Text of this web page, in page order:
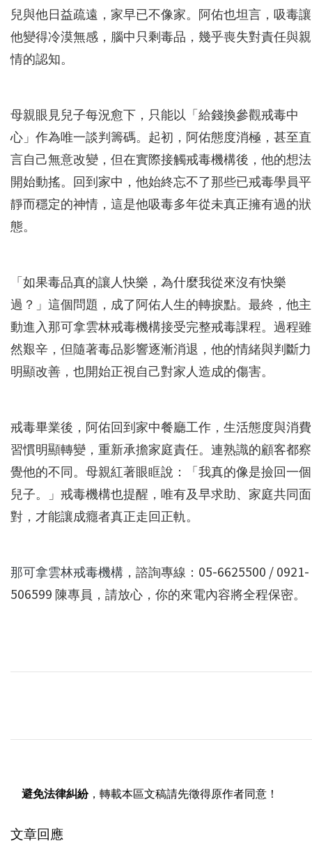
兒與他日益疏遠，家早已不像家。阿佑也坦言，吸毒讓
他變得冷漠無感，腦中只剩毒品，幾乎喪失對責任與親
情的認知。
母親眼見兒子每況愈下，只能以「給錢換參觀戒毒中
心」作為唯一談判籌碼。起初，阿佑態度消極，甚至直
言自己無意改變，但在實際接觸戒毒機構後，他的想法
開始動搖。回到家中，他始終忘不了那些已戒毒學員平
靜而穩定的神情，這是他吸毒多年從未真正擁有過的狀
態。
「如果毒品真的讓人快樂，為什麼我從來沒有快樂
過？」這個問題，成了阿佑人生的轉捩點。最終，他主
動進入那可拿雲林戒毒機構接受完整戒毒課程。過程雖
然艱辛，但隨著毒品影響逐漸消退，他的情緒與判斷力
明顯改善，也開始正視自己對家人造成的傷害。
戒毒畢業後，阿佑回到家中餐廳工作，生活態度與消費
習慣明顯轉變，重新承擔家庭責任。連熟識的顧客都察
覺他的不同。母親紅著眼眶說：「我真的像是撿回一個
兒子。」戒毒機構也提醒，唯有及早求助、家庭共同面
對，才能讓成癮者真正走回正軌。
那可拿雲林戒毒機構 ，諮詢專線：05-6625500 / 0921-
506599 陳專員，請放心，你的來電內容將全程保密。
避免法律糾紛，轉載本區文稿請先徵得原作者同意！
文章回應